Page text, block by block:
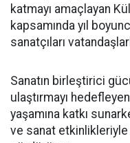
katmayı amaçlayan
kapsamında yıl
sanatçıları
Sanatın birleştirici
ulaştırmayı
yaşamına katkı
ve sanat etkinlikleriyle